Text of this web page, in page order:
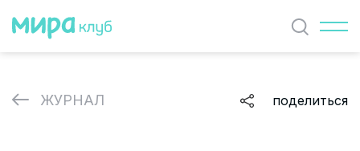
Найти
ЖУРНАЛ поделиться